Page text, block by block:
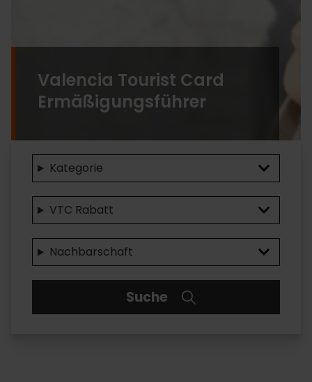
Valencia Tourist Card
Ermäßigungsführer
Valencia
Tourist
Card
discounts
Kategorie
VTC Rabatt
Nachbarschaft
Suche